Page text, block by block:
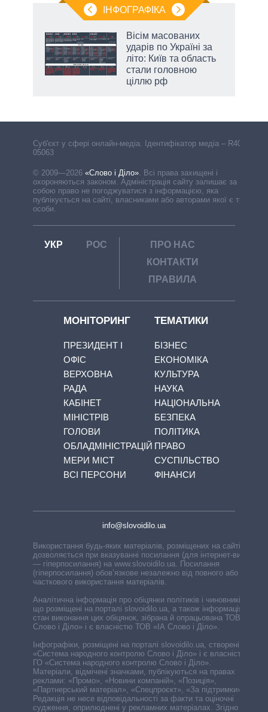
ІНФОГРАФІКА
Вісім масованих
ударів по Україні за
літо: Київ та область
стали головною
ціллю рф
Cуб'єкт у сфері онлайн-медіа. Ідентифікатор медіа – R40-
05063
© 2009—2026 «Слово і Діло». Всі права захищені і
охороняються законом. Адміністрація сайту залишає за
собою право не погоджуватися з інформацією, яка
публікується на сайті, власниками або авторами якої є треті
особи.
УКР РОС
ПРО НАС
КОНТАКТИ
ПРАВИЛА
МОНІТОРИНГ
ПРЕЗИДЕНТ І
ОФІС
ВЕРХОВНА
РАДА
КАБІНЕТ
МІНІСТРІВ
ГОЛОВИ
ОБЛАДМІНІСТРАЦІЙ
МЕРИ МІСТ
ВСІ ПЕРСОНИ
ТЕМАТИКИ
БІЗНЕС
ЕКОНОМІКА
КУЛЬТУРА
НАУКА
НАЦІОНАЛЬНА
БЕЗПЕКА
ПОЛІТИКА
ПРАВО
СУСПІЛЬСТВО
ФІНАНСИ
info@slovoidilo.ua
Використання будь-яких матеріалів, розміщених на сайті,
дозволяється при вказуванні посилання (для інтернет-видань
— гіперпосилання) на www.slovoidilo.ua. Посилання
(гіперпосилання) обов’язкове незалежно від повного або
часткового використання матеріалів.
Аналітична інформація про обіцянки політиків і чиновників,
що розміщені на порталі slovoidilo.ua, а також інформація про
стан виконання цих обіцянок, зібрана й опрацьована ТОВ «ІА
Слово і Діло» і є власністю ТОВ «ІА Слово і Діло».
Інфографіки, розміщені на порталі slovoidilo.ua, створені ГО
«Система народного контролю Слово і Діло» і є власністю
ГО «Система народного контролю Слово і Діло».
Матеріали, відмічені значками, публікуються на правах
реклами: «Промо», «Новини компаній», «Позиція»,
«Партнерський матеріал», «Спецпроєкт», «За підтримки».
Редакція не несе відповідальності за факти та оціночні
судження, оприлюднені у рекламних матеріалах. Згідно з